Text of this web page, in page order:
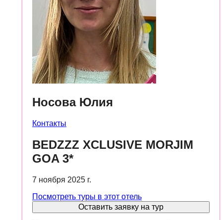
Носова Юлия
Контакты
BEDZZZ XCLUSIVE MORJIM
GOA 3*
7 ноября 2025 г.
Посмотреть туры в этот отель
Оставить заявку на тур